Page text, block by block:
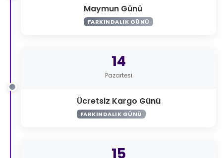
Maymun Günü
FARKINDALIK GÜNÜ
14
Pazartesi
Ücretsiz Kargo Günü
FARKINDALIK GÜNÜ
15